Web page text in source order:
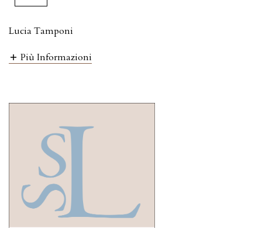
Lucia Tamponi
Più Informazioni